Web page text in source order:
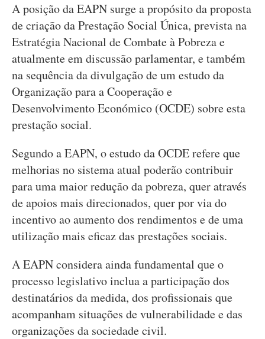
A posição da EAPN surge a propósito da proposta
de criação da Prestação Social Única, prevista na
Estratégia Nacional de Combate à Pobreza e
atualmente em discussão parlamentar, e também
na sequência da divulgação de um estudo da
Organização para a Cooperação e
Desenvolvimento Económico (OCDE) sobre esta
prestação social.
Segundo a EAPN, o estudo da OCDE refere que
melhorias no sistema atual poderão contribuir
para uma maior redução da pobreza, quer através
de apoios mais direcionados, quer por via do
incentivo ao aumento dos rendimentos e de uma
utilização mais eficaz das prestações sociais.
A EAPN considera ainda fundamental que o
processo legislativo inclua a participação dos
destinatários da medida, dos profissionais que
acompanham situações de vulnerabilidade e das
organizações da sociedade civil.